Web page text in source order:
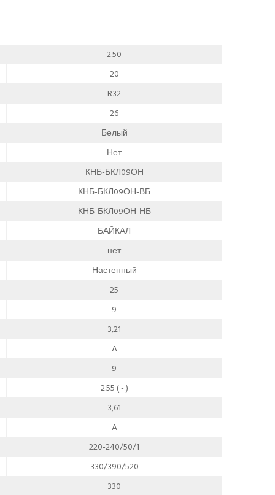
2.50
20
R32
26
Белый
Нет
КНБ-БКЛ09ОН
КНБ-БКЛ09ОН-ВБ
КНБ-БКЛ09ОН-НБ
БАЙКАЛ
нет
Настенный
25
9
3,21
A
9
2.55 ( - )
3,61
A
220-240/50/1
330/390/520
330